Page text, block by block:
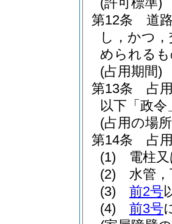
第12条
道
し，かつ
められる
(占用期間)
第13条
占
以下「政
(占用の場
第14条
占
(1)
電柱
(2)
水管
(3)
前2号
(4)
前3号